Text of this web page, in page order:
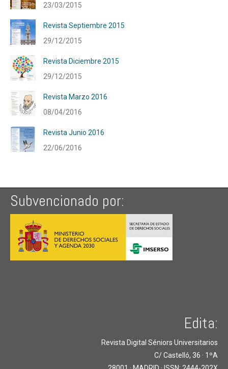
23/03/2015
Revista Septiembre 2015
29/12/2015
Revista Diciembre 2015
29/12/2015
Revista Marzo 2016
08/04/2016
Revista Junio 2016
22/06/2016
Subvencionado por:
Edita:
Revista Digital Séniors Universitarios
C/ Castelló, 36 · 1ºA